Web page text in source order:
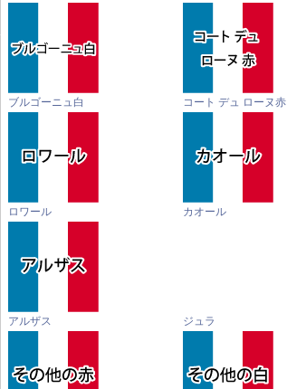
ブルゴーニュ白 コート デュ ローヌ赤
ロワール カオール
アルザス ジュラ